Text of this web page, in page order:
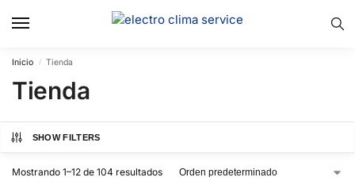
Inicio / Tienda
Tienda
SHOW FILTERS
Mostrando 1–12 de 104 resultados